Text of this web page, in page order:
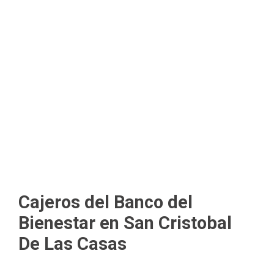
Cajeros del Banco del
Bienestar en San Cristobal
De Las Casas